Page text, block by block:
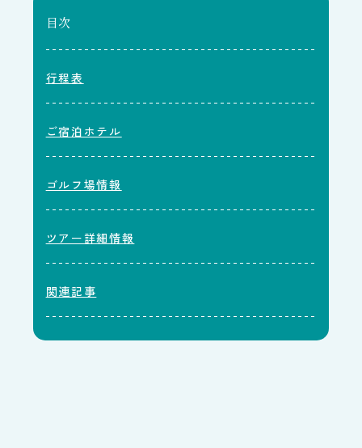
目次
行程表
ご宿泊ホテル
ゴルフ場情報
ツアー詳細情報
関連記事